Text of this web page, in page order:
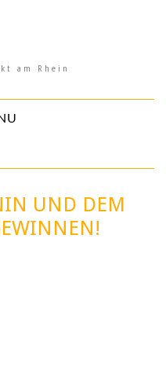
am Rhein
UND DEM